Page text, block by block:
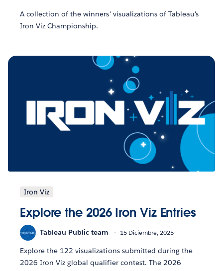
A collection of the winners' visualizations of Tableau's
Iron Viz Championship.
Iron Viz
Explore the 2026 Iron Viz Entries
Tableau Public team 15 Diciembre, 2025
Explore the 122 visualizations submitted during the
2026 Iron Viz global qualifier contest. The 2026